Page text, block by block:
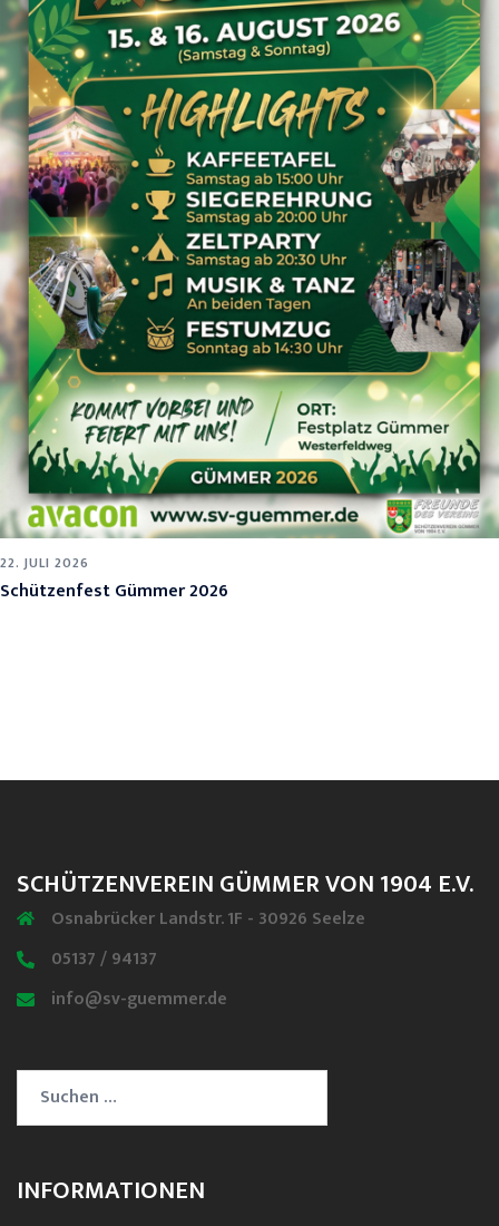
22. JULI 2026
Schützenfest Gümmer 2026
SCHÜTZENVEREIN GÜMMER VON 1904 E.V.
Osnabrücker Landstr. 1F - 30926 Seelze
05137 / 94137
info@sv-guemmer.de
Suchen
nach:
INFORMATIONEN